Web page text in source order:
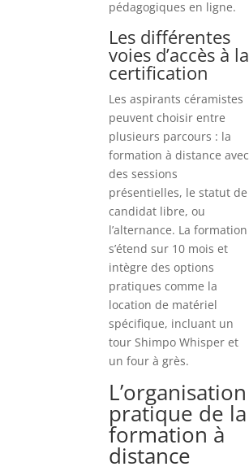
pédagogiques en ligne.
Les différentes
voies d’accès à la
certification
Les aspirants céramistes
peuvent choisir entre
plusieurs parcours : la
formation à distance avec
des sessions
présentielles, le statut de
candidat libre, ou
l’alternance. La formation
s’étend sur 10 mois et
intègre des options
pratiques comme la
location de matériel
spécifique, incluant un
tour Shimpo Whisper et
un four à grès.
L’organisation
pratique de la
formation à
distance